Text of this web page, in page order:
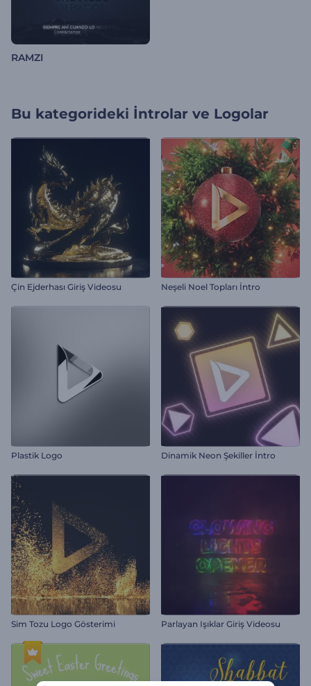
RAMZI
Bu kategorideki İntrolar ve Logolar
Çin Ejderhası Giriş Videosu Neşeli Noel Topları İntro
Plastik Logo Dinamik Neon Şekiller İntro
Sim Tozu Logo Gösterimi Parlayan Işıklar Giriş Videosu